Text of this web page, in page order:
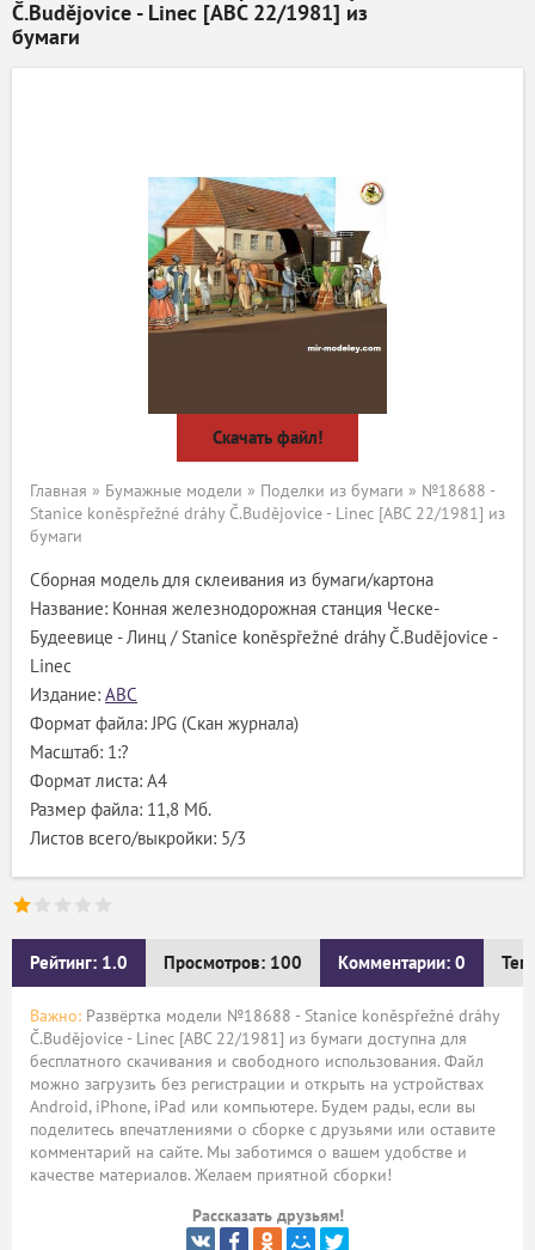
Č.Budějovice - Linec [ABC 22/1981] из
бумаги
Скачать файл!
Главная » Бумажные модели » Поделки из бумаги » №18688 -
Stanice koněspřežné dráhy Č.Budějovice - Linec [ABC 22/1981] из
бумаги
Сборная модель для склеивания из бумаги/картона
Название: Конная железнодорожная станция Ческе-
Будеевице - Линц / Stanice koněspřežné dráhy Č.Budějovice -
Linec
Издание: ABC
Формат файла: JPG (Скан журнала)
Масштаб: 1:?
Формат листа: А4
Размер файла: 11,8 Мб.
Листов всего/выкройки: 5/3
Рейтинг: 1.0 Просмотров: 100 Комментарии: 0
Важно: Развёртка модели №18688 - Stanice koněspřežné dráhy
Č.Budějovice - Linec [ABC 22/1981] из бумаги доступна для
бесплатного скачивания и свободного использования. Файл
можно загрузить без регистрации и открыть на устройствах
Android, iPhone, iPad или компьютере. Будем рады, если вы
поделитесь впечатлениями о сборке с друзьями или оставите
комментарий на сайте. Мы заботимся о вашем удобстве и
качестве материалов. Желаем приятной сборки!
Рассказать друзьям!